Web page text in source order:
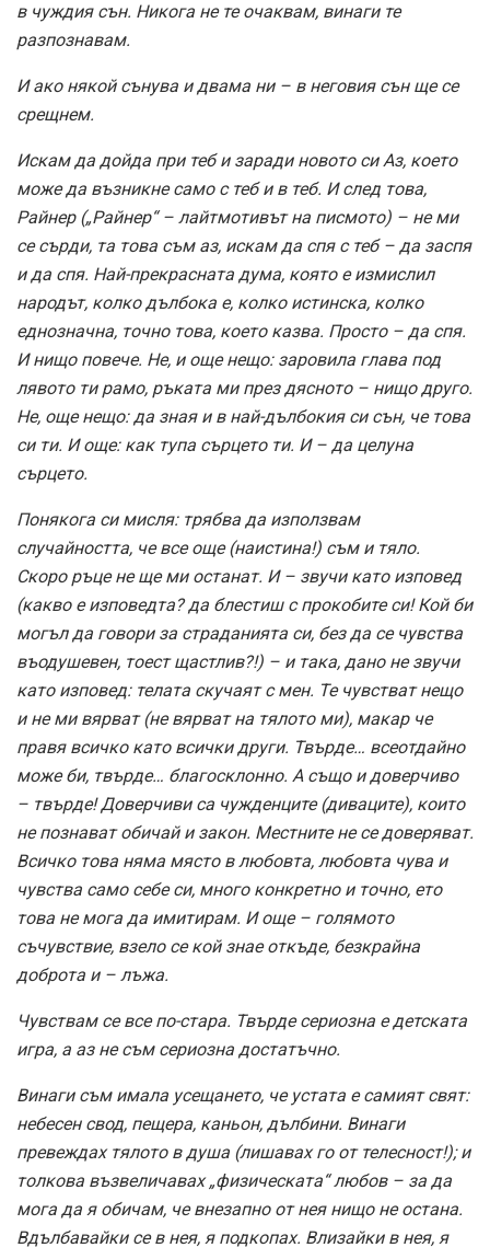
в чуждия сън. Никога не те очаквам, винаги те
разпознавам.
И ако някой сънува и двама ни – в неговия сън ще се
срещнем.
Искам да дойда при теб и заради новото си Аз, което
може да възникне само с теб и в теб. И след това,
Райнер („Райнер“ – лайтмотивът на писмото) – не ми
се сърди, та това съм аз, искам да спя с теб – да заспя
и да спя. Най-прекрасната дума, която е измислил
народът, колко дълбока е, колко истинска, колко
еднозначна, точно това, което казва. Просто – да спя.
И нищо повече. Не, и още нещо: заровила глава под
лявото ти рамо, ръката ми през дясното – нищо друго.
Не, още нещо: да зная и в най-дълбокия си сън, че това
си ти. И още: как тупа сърцето ти. И – да целуна
сърцето.
Понякога си мисля: трябва да използвам
случайността, че все още (наистина!) съм и тяло.
Скоро ръце не ще ми останат. И – звучи като изповед
(какво е изповедта? да блестиш с прокобите си! Кой би
могъл да говори за страданията си, без да се чувства
въодушевен, тоест щастлив?!) – и така, дано не звучи
като изповед: телата скучаят с мен. Те чувстват нещо
и не ми вярват (не вярват на тялото ми), макар че
правя всичко като всички други. Твърде… всеотдайно
може би, твърде… благосклонно. А също и доверчиво
– твърде! Доверчиви са чужденците (диваците), които
не познават обичай и закон. Местните не се доверяват.
Всичко това няма място в любовта, любовта чува и
чувства само себе си, много конкретно и точно, ето
това не мога да имитирам. И още – голямото
съчувствие, взело се кой знае откъде, безкрайна
доброта и – лъжа.
Чувствам се все по-стара. Твърде сериозна е детската
игра, а аз не съм сериозна достатъчно.
Винаги съм имала усещането, че устата е самият свят:
небесен свод, пещера, каньон, дълбини. Винаги
превеждах тялото в душа (лишавах го от телесност!); и
толкова възвеличавах „физическата“ любов – за да
мога да я обичам, че внезапно от нея нищо не остана.
Вдълбавайки се в нея, я подкопах. Влизайки в нея, я